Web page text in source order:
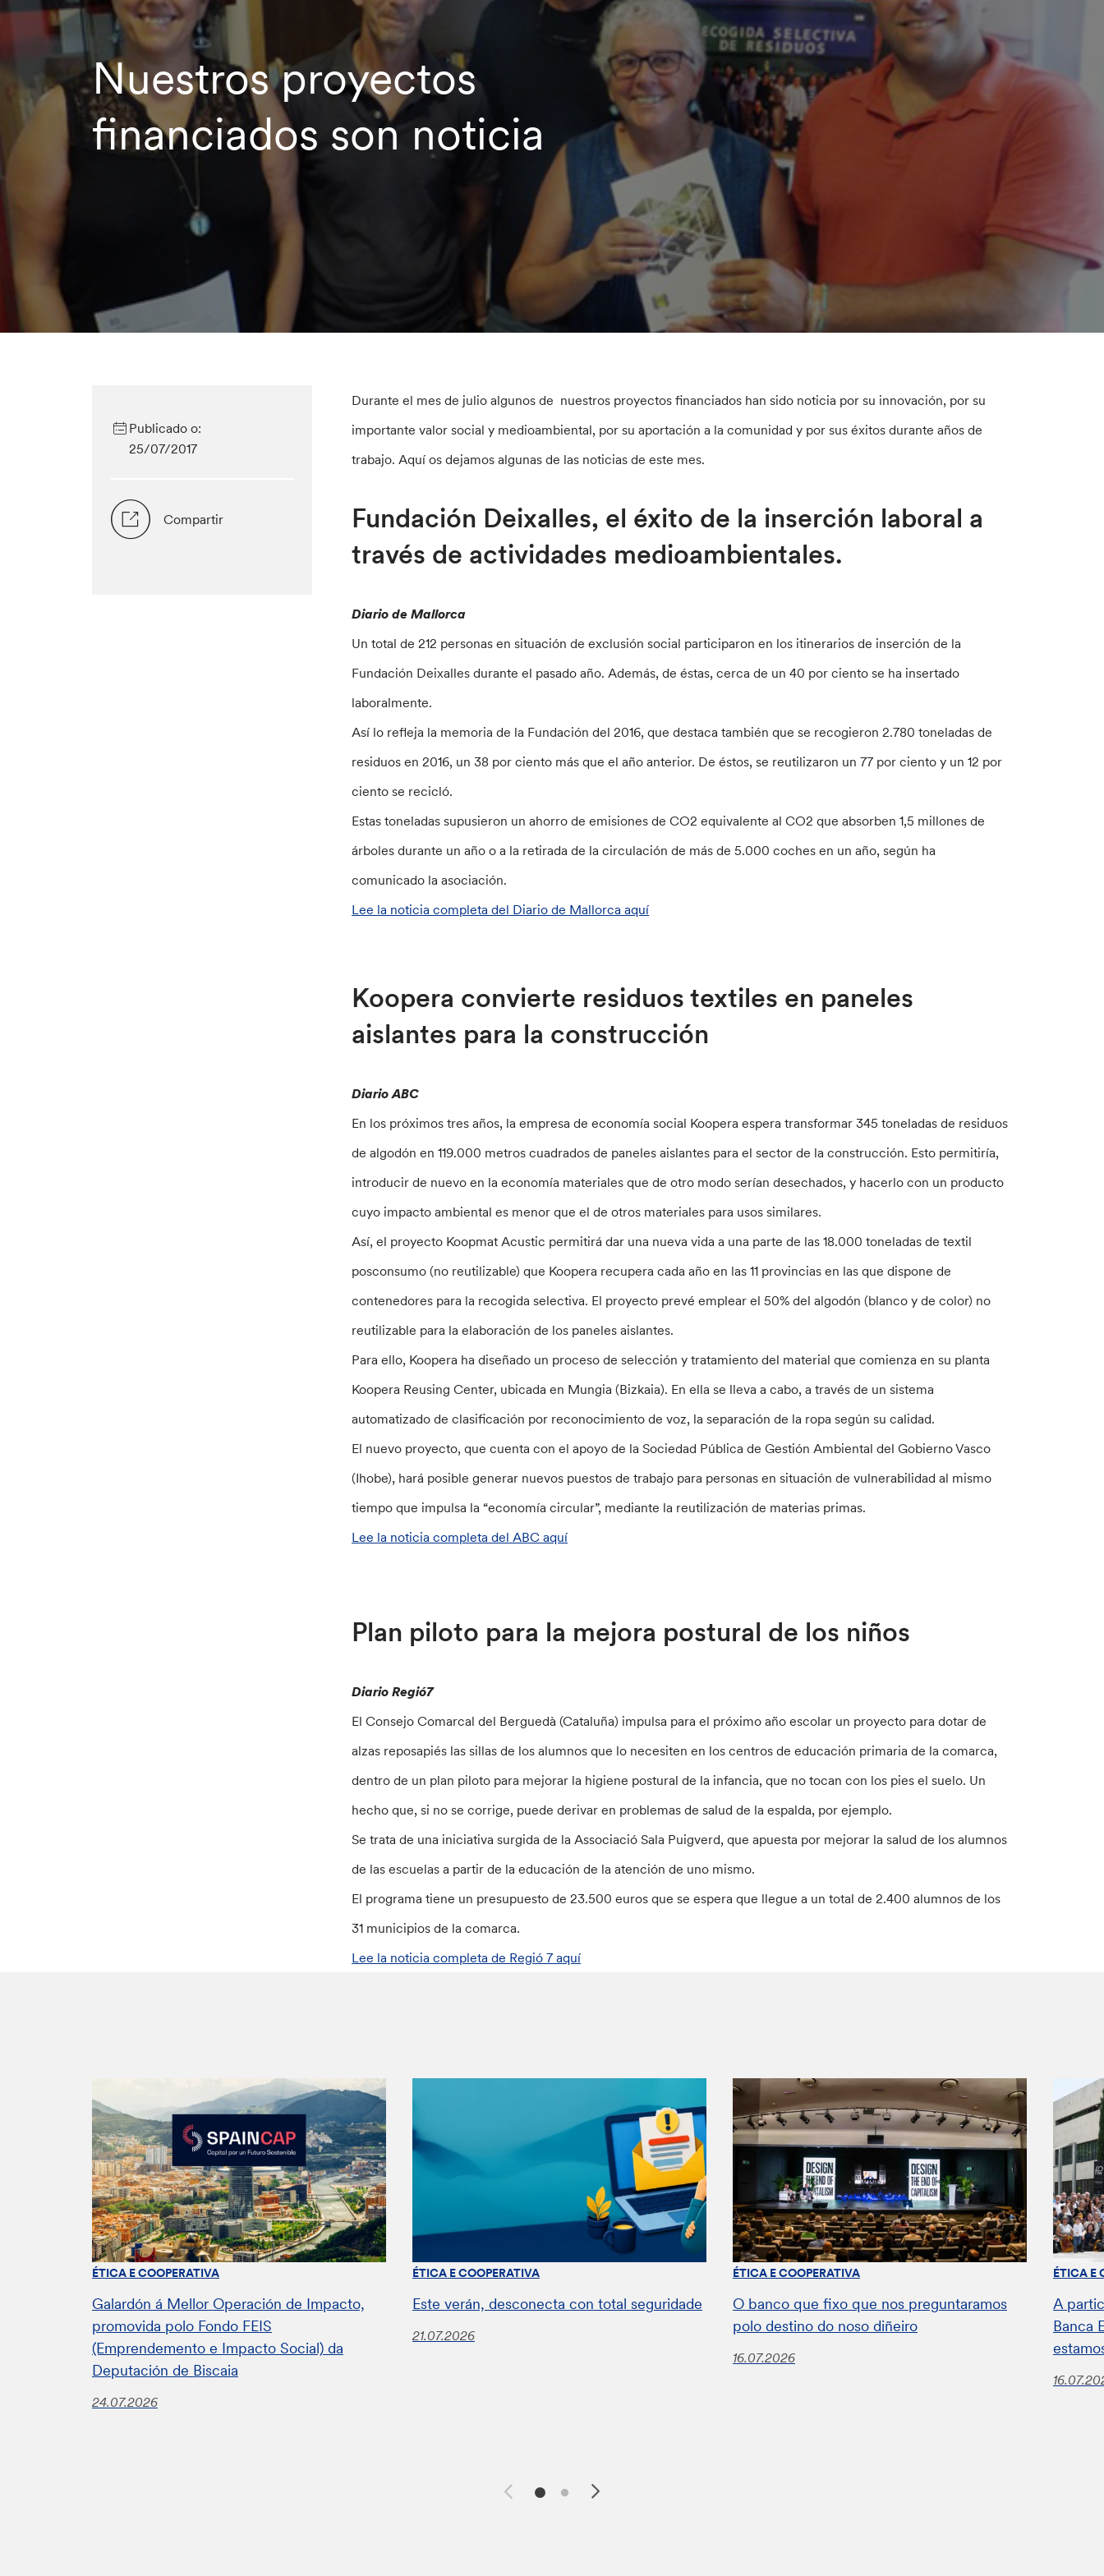
Nuestros proyectos
financiados son noticia
Publicado o:
25/07/2017
Compartir
Durante el mes de julio algunos de nuestros proyectos financiados han sido noticia por su innovación, por su
importante valor social y medioambiental, por su aportación a la comunidad y por sus éxitos durante años de
trabajo. Aquí os dejamos algunas de las noticias de este mes.
Fundación Deixalles, el éxito de la inserción laboral a
través de actividades medioambientales.
Diario de Mallorca
Un total de 212 personas en situación de exclusión social participaron en los itinerarios de inserción de la
Fundación Deixalles durante el pasado año. Además, de éstas, cerca de un 40 por ciento se ha insertado
laboralmente.
Así lo refleja la memoria de la Fundación del 2016, que destaca también que se recogieron 2.780 toneladas de
residuos en 2016, un 38 por ciento más que el año anterior. De éstos, se reutilizaron un 77 por ciento y un 12 por
ciento se recicló.
Estas toneladas supusieron un ahorro de emisiones de CO2 equivalente al CO2 que absorben 1,5 millones de
árboles durante un año o a la retirada de la circulación de más de 5.000 coches en un año, según ha
comunicado la asociación.
Lee la noticia completa del Diario de Mallorca aquí
Koopera convierte residuos textiles en paneles
aislantes para la construcción
Diario ABC
En los próximos tres años, la empresa de economía social Koopera espera transformar 345 toneladas de residuos
de algodón en 119.000 metros cuadrados de paneles aislantes para el sector de la construcción. Esto permitiría,
introducir de nuevo en la economía materiales que de otro modo serían desechados, y hacerlo con un producto
cuyo impacto ambiental es menor que el de otros materiales para usos similares.
Así, el proyecto Koopmat Acustic permitirá dar una nueva vida a una parte de las 18.000 toneladas de textil
posconsumo (no reutilizable) que Koopera recupera cada año en las 11 provincias en las que dispone de
contenedores para la recogida selectiva. El proyecto prevé emplear el 50% del algodón (blanco y de color) no
reutilizable para la elaboración de los paneles aislantes.
Para ello, Koopera ha diseñado un proceso de selección y tratamiento del material que comienza en su planta
Koopera Reusing Center, ubicada en Mungia (Bizkaia). En ella se lleva a cabo, a través de un sistema
automatizado de clasificación por reconocimiento de voz, la separación de la ropa según su calidad.
El nuevo proyecto, que cuenta con el apoyo de la Sociedad Pública de Gestión Ambiental del Gobierno Vasco
(Ihobe), hará posible generar nuevos puestos de trabajo para personas en situación de vulnerabilidad al mismo
tiempo que impulsa la “economía circular”, mediante la reutilización de materias primas.
Lee la noticia completa del ABC aquí
Plan piloto para la mejora postural de los niños
Diario Regió7
El Consejo Comarcal del Berguedà (Cataluña) impulsa para el próximo año escolar un proyecto para dotar de
alzas reposapiés las sillas de los alumnos que lo necesiten en los centros de educación primaria de la comarca,
dentro de un plan piloto para mejorar la higiene postural de la infancia, que no tocan con los pies el suelo. Un
hecho que, si no se corrige, puede derivar en problemas de salud de la espalda, por ejemplo.
Se trata de una iniciativa surgida de la Associació Sala Puigverd, que apuesta por mejorar la salud de los alumnos
de las escuelas a partir de la educación de la atención de uno mismo.
El programa tiene un presupuesto de 23.500 euros que se espera que llegue a un total de 2.400 alumnos de los
31 municipios de la comarca.
Lee la noticia completa de Regió 7 aquí
ÉTICA E COOPERATIVA
Galardón á Mellor Operación de Impacto,
promovida polo Fondo FEIS
(Emprendemento e Impacto Social) da
Deputación de Biscaia
24.07.2026
ÉTICA E COOPERATIVA
Este verán, desconecta con total seguridade
21.07.2026
ÉTICA E COOPERATIVA
O banco que fixo que nos preguntaramos
polo destino do noso diñeiro
16.07.2026
ÉTICA E
A
Banca